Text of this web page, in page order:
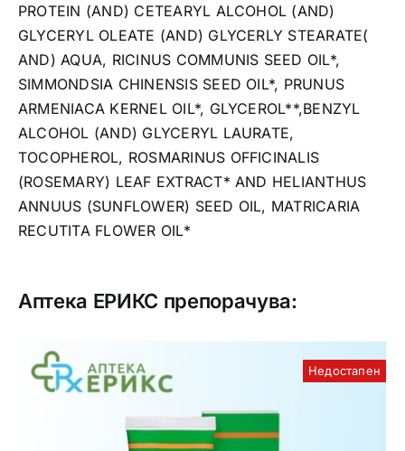
PROTEIN (AND) CETEARYL ALCOHOL (AND)
GLYCERYL OLEATE (AND) GLYCERLY STEARATE(
AND) AQUA, RICINUS COMMUNIS SEED OIL*,
SIMMONDSIA CHINENSIS SEED OIL*, PRUNUS
ARMENIACA KERNEL OIL*, GLYCEROL**,BENZYL
ALCOHOL (AND) GLYCERYL LAURATE,
TOCOPHEROL, ROSMARINUS OFFICINALIS
(ROSEMARY) LEAF EXTRACT* AND HELIANTHUS
ANNUUS (SUNFLOWER) SEED OIL, MATRICARIA
RECUTITA FLOWER OIL*
Аптека ЕРИКС препорачува:
Недостапен